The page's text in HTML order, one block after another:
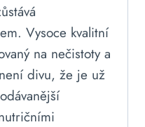
Vysoce kvalitní
na nečistoty a
divu, že je už